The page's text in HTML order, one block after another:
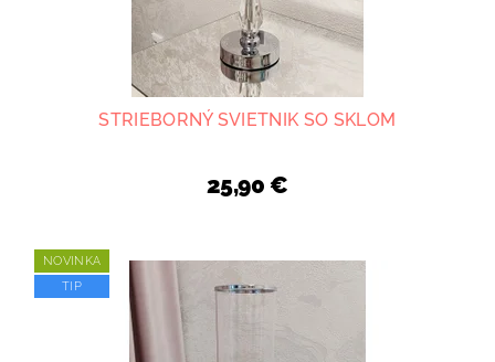
STRIEBORNÝ SVIETNIK SO SKLOM
25,90 €
NOVINKA
TIP